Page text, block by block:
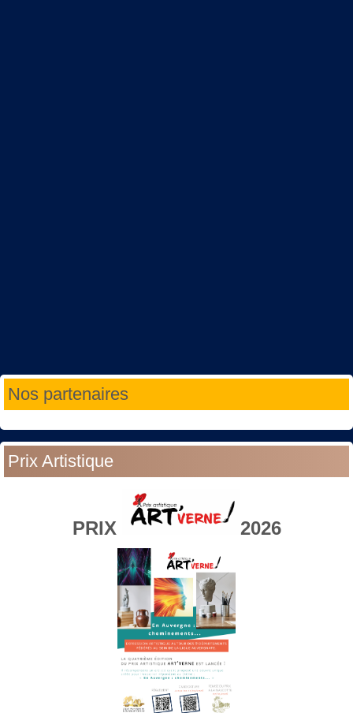
Nos partenaires
Prix Artistique
PRIX 2026
Année
précédente
Mois
précédent
Année
suivante
Mois
suivant